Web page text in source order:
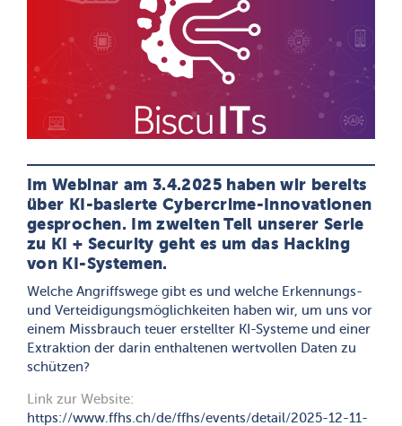
Im Webinar am 3.4.2025 haben wir bereits
über KI-basierte Cybercrime-Innovationen
gesprochen. Im zweiten Teil unserer Serie
zu KI + Security geht es um das Hacking
von KI-Systemen.
Welche Angriffswege gibt es und welche Erkennungs-
und Verteidigungsmöglichkeiten haben wir, um uns vor
einem Missbrauch teuer erstellter KI-Systeme und einer
Extraktion der darin enthaltenen wertvollen Daten zu
schützen?
Link zur Website:
https://www.ffhs.ch/de/ffhs/events/detail/2025-12-11-